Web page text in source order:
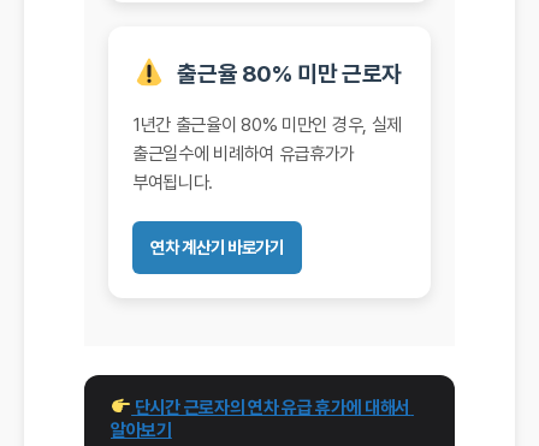
출근율 80% 미만 근로자
1년간 출근율이 80% 미만인 경우, 실제
출근일수에 비례하여 유급휴가가
부여됩니다.
연차 계산기 바로가기
단시간 근로자의 연차 유급 휴가에 대해서
알아보기